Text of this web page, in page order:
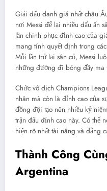
Giải đấu danh giá nhất châu
nơi Messi để lại nhiều dấu ấn
lần chinh phục đỉnh cao của
mang tính quyết định trong
Mỗi lần trở lại sân cỏ, Messi
những đường đi bóng đầy ma
Chức vô địch Champions
nhân mà còn là đỉnh cao của
đồng đội tạo nên nhiều kỷ
trận đấu đỉnh cao này. Có thể
hiện rõ nhất tài năng và đẳng
Thành Công
Argentina